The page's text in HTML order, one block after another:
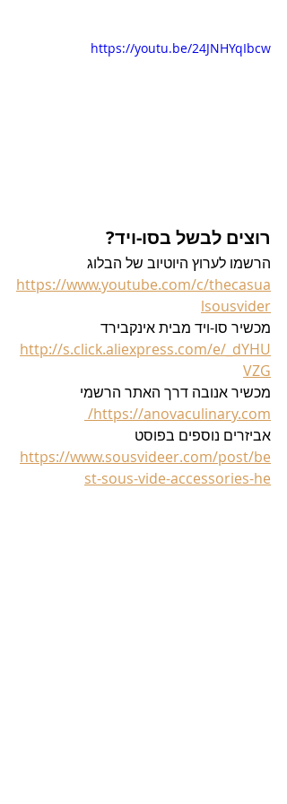
https://youtu.be/24JNHYqIbcw
רוצים לבשל בסו-ויד?
הרשמו לערוץ היוטיוב של הבלוג
https://www.youtube.com/c/thecasua
lsousvider
מכשיר סו-ויד מבית אינקבירד
http://s.click.aliexpress.com/e/_dYHU
VZG
מכשיר אנובה דרך האתר הרשמי
https://anovaculinary.com/
אביזרים נוספים בפוסט
https://www.sousvideer.com/post/be
st-sous-vide-accessories-he